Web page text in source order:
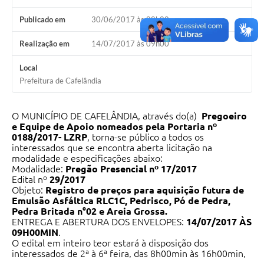
Publicado em 30/06/2017 às 08h00
Realização em 14/07/2017 às 09h00
Local
Prefeitura de Cafelândia
O MUNICÍPIO DE CAFELÂNDIA, através do(a) Pregoeiro
e Equipe de Apoio nomeados pela Portaria nº
0188/2017- LZRP, torna-se público a todos os
interessados que se encontra aberta licitação na
modalidade e especificações abaixo:
Modalidade: Pregão Presencial nº 17/2017
Edital nº 29/2017
Objeto: Registro de preços para aquisição futura de
Emulsão Asfáltica RLC1C, Pedrisco, Pó de Pedra,
Pedra Britada n°02 e Areia Grossa.
ENTREGA E ABERTURA DOS ENVELOPES: 14/07/2017 ÀS
09H00MIN.
O edital em inteiro teor estará à disposição dos
interessados de 2ª à 6ª feira, das 8h00min às 16h00min,